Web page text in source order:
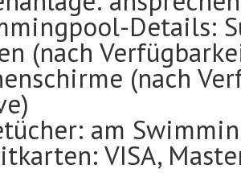
Details:
(nach
(nach
am
VISA,